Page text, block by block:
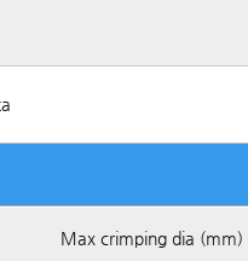
Max crimping dia (mm)